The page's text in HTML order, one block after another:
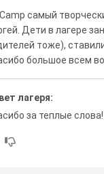
самый
Дети в лагере
тоже),
большое всем
лагеря:
за теплые слова!